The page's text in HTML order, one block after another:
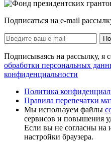
Подписаться на e-mail
Подписываясь на рассылку, я
обработки персональных
конфиденциальности
Политика
Правила перепечатки
Мы используем файлы
сервисов и повышения
Если вы не согласны на
настройки браузера.